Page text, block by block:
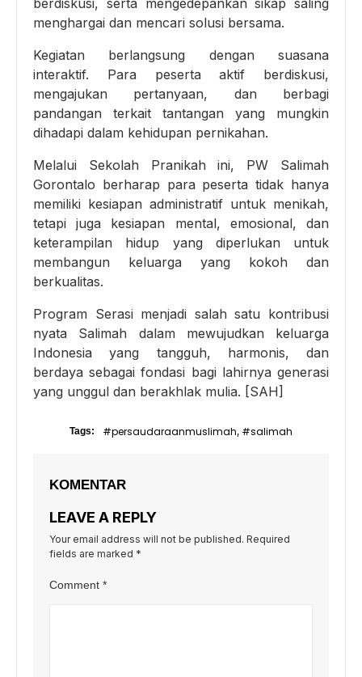
menghargai dan mencari solusi bersama.
Kegiatan berlangsung dengan suasana
interaktif. Para peserta aktif berdiskusi,
mengajukan pertanyaan, dan berbagi
pandangan terkait tantangan yang mungkin
dihadapi dalam kehidupan pernikahan.
Melalui Sekolah Pranikah ini, PW Salimah
Gorontalo berharap para peserta tidak hanya
memiliki kesiapan administratif untuk menikah,
tetapi juga kesiapan mental, emosional, dan
keterampilan hidup yang diperlukan untuk
membangun keluarga yang kokoh dan
berkualitas.
Program Serasi menjadi salah satu kontribusi
nyata Salimah dalam mewujudkan keluarga
Indonesia yang tangguh, harmonis, dan
berdaya sebagai fondasi bagi lahirnya generasi
yang unggul dan berakhlak mulia. [SAH]
Tags: #persaudaraanmuslimah, #salimah
KOMENTAR
LEAVE A REPLY
Your email address will not be published. Required
fields are marked *
Comment *